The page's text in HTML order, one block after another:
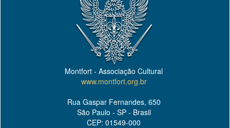
Montfort - Associação Cultural
www.montfort.org.br
Rua Gaspar Fernandes, 650
São Paulo - SP - Brasil
CEP: 01549-000